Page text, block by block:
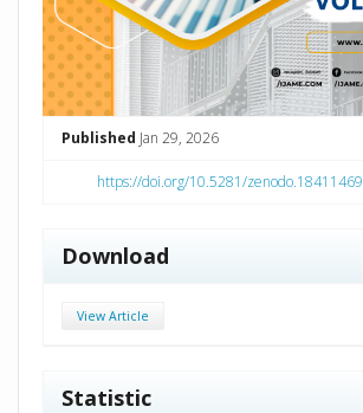
Published Jan 29, 2026
https://doi.org/10.5281/zenodo.18411469
Download
View Article
Statistic